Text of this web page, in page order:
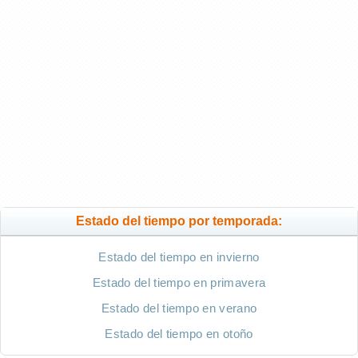
Estado del tiempo por temporada:
Estado del tiempo en invierno
Estado del tiempo en primavera
Estado del tiempo en verano
Estado del tiempo en otoño